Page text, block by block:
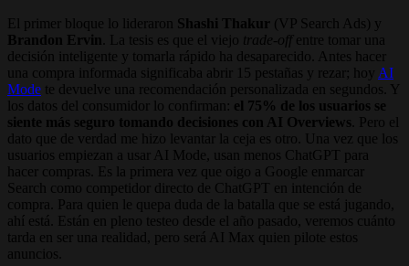
El primer bloque lo lideraron Shashi Thakur (VP Search Ads) y
Brandon Ervin . La tesis es que el viejo trade-off entre tomar una
decisión inteligente y tomarla rápido ha desaparecido. Antes hacer
una compra informada significaba abrir 15 pestañas y rezar; hoy AI
Mode te devuelve una recomendación personalizada en segundos. Y
los datos del consumidor lo confirman: el 75% de los usuarios se
siente más seguro tomando decisiones con AI Overviews . Pero el
dato que de verdad me hizo levantar la ceja es otro. Una vez que los
usuarios empiezan a usar AI Mode, usan menos ChatGPT para
hacer compras. Es la primera vez que oigo a Google enmarcar
Search como competidor directo de ChatGPT en intención de
compra. Para quien le quepa duda de la batalla que se está jugando,
ahí está. Están en pleno testeo desde el año pasado, veremos cuánto
tarda en ser una realidad, pero será AI Max quien pilote estos
anuncios.